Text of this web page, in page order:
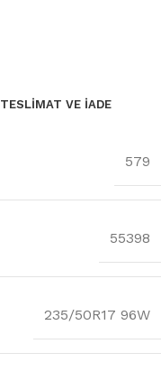
TESLIMAT VE İADE
579
55398
235/50R17 96W